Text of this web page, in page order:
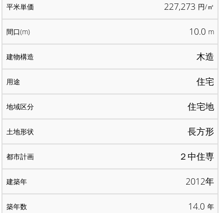
227,273 円/㎡
10.0 m
木造
住宅
住宅地
長方形
２中住専
2012年
14.0 年